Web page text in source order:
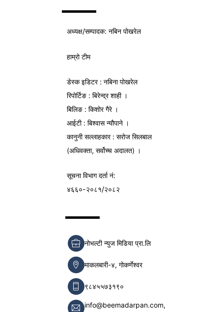
अध्यक्ष/सम्पादक: नबिन पोखरेल
हाम्रो टीम
डेस्क इडिटर : नबिना पोखरेल
रिपोर्टिङ : बिरेन्द्र शाही ।
बिलिङ : किशोर गैरे ।
आईटी : बिश्वास न्यौपाने ।
कानुनी सल्लाहकार : सरोज सिलबाल
(अधिवक्ता, सर्वोच्च अदालत) ।
सूचना विभागदर्ता नं:
४६६०-२०८१/२०८२
नोभल्टी न्युज मिडिया प्रा.लि
माकलबारी-४, गोकर्णेश्वर
९८४५५७३१९०
info@beemadarpan.com,